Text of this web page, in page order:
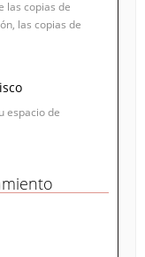
las copias de
las copias de
espacio de